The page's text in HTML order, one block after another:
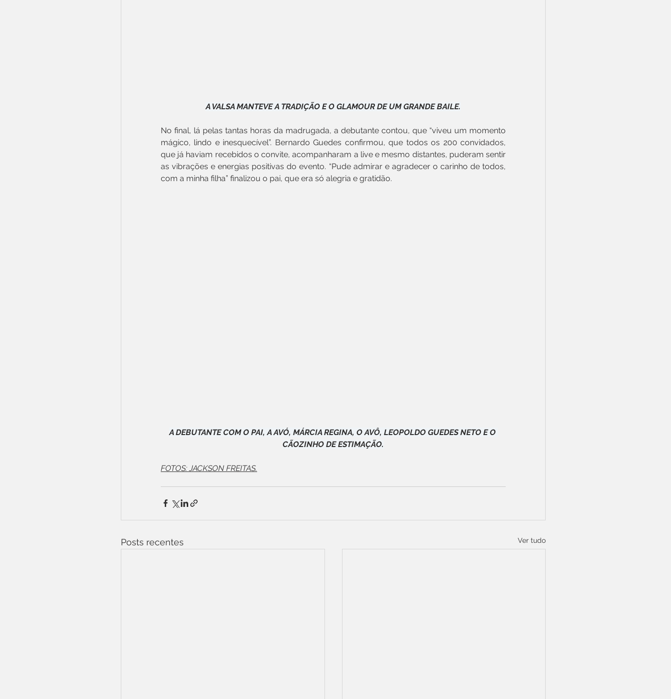
A VALSA MANTEVE A TRADIÇÃO E O GLAMOUR DE UM GRANDE BAILE.
No final, lá pelas tantas horas da madrugada, a debutante contou, que “viveu um momento
mágico, lindo e inesquecível”. Bernardo Guedes confirmou, que todos os 200 convidados,
que já haviam recebidos o convite, acompanharam a live e mesmo distantes, puderam sentir
as vibrações e energias positivas do evento. “Pude admirar e agradecer o carinho de todos,
com a minha filha” finalizou o pai, que era só alegria e gratidão.
A DEBUTANTE COM O PAI, A AVÓ, MÁRCIA REGINA, O AVÔ, LEOPOLDO GUEDES NETO E O
CÃOZINHO DE ESTIMAÇÃO.
FOTOS: JACKSON FREITAS.
Posts recentes Ver tudo